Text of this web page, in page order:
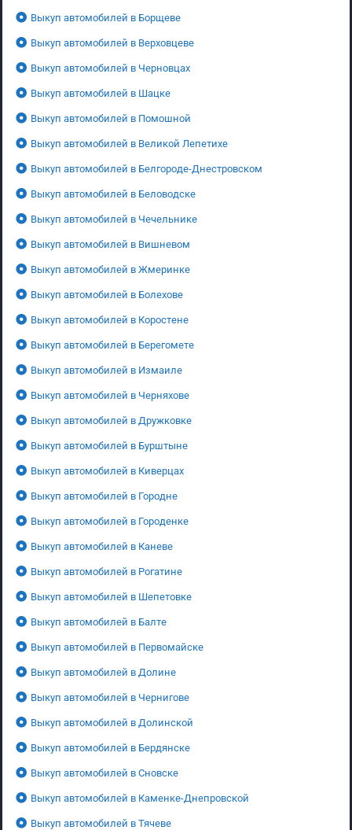
Выкуп автомобилей в Борщеве
Выкуп автомобилей в Верховцеве
Выкуп автомобилей в Черновцах
Выкуп автомобилей в Шацке
Выкуп автомобилей в Помошной
Выкуп автомобилей в Великой Лепетихе
Выкуп автомобилей в Белгороде-Днестровском
Выкуп автомобилей в Беловодске
Выкуп автомобилей в Чечельнике
Выкуп автомобилей в Вишневом
Выкуп автомобилей в Жмеринке
Выкуп автомобилей в Болехове
Выкуп автомобилей в Коростене
Выкуп автомобилей в Берегомете
Выкуп автомобилей в Измаиле
Выкуп автомобилей в Черняхове
Выкуп автомобилей в Дружковке
Выкуп автомобилей в Бурштыне
Выкуп автомобилей в Киверцах
Выкуп автомобилей в Городне
Выкуп автомобилей в Городенке
Выкуп автомобилей в Каневе
Выкуп автомобилей в Рогатине
Выкуп автомобилей в Шепетовке
Выкуп автомобилей в Балте
Выкуп автомобилей в Первомайске
Выкуп автомобилей в Долине
Выкуп автомобилей в Чернигове
Выкуп автомобилей в Долинской
Выкуп автомобилей в Бердянске
Выкуп автомобилей в Сновске
Выкуп автомобилей в Каменке-Днепровской
Выкуп автомобилей в Тячеве